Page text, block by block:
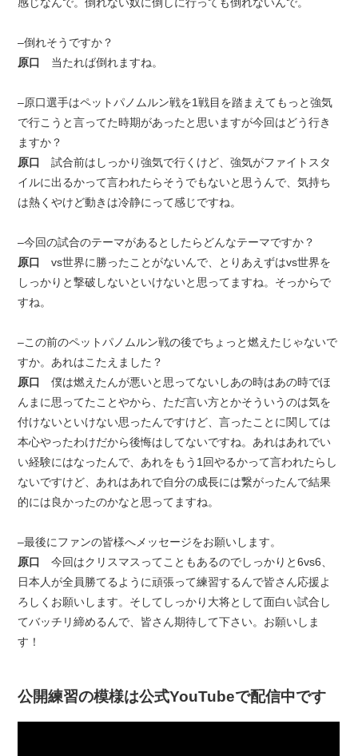
–倒れそうですか？
原口 当たれば倒れますね。
–原口選手はペットパノムルン戦を1戦目を踏まえてもっと強気
で行こうと言ってた時期があったと思いますが今回はどう行き
ますか？
原口試合前はしっかり強気で行くけど、強気がファイトスタ
イルに出るかって言われたらそうでもないと思うんで、気持ち
は熱くやけど動きは冷静にって感じですね。
–今回の試合のテーマがあるとしたらどんなテーマですか？
原口vs世界に勝ったことがないんで、とりあえずはvs世界を
しっかりと撃破しないといけないと思ってますね。そっからで
すね。
–この前のペットパノムルン戦の後でちょっと燃えたじゃないで
すか。あれはこたえました？
原口僕は燃えたんが悪いと思ってないしあの時はあの時でほ
んまに思ってたことやから、ただ言い方とかそういうのは気を
付けないといけない思ったんですけど、言ったことに関しては
本心やったわけだから後悔はしてないですね。あれはあれでい
い経験にはなったんで、あれをもう1回やるかって言われたらし
ないですけど、あれはあれで自分の成長には繋がったんで結果
的には良かったのかなと思ってますね。
–最後にファンの皆様へメッセージをお願いします。
原口今回はクリスマスってこともあるのでしっかりと6vs6、
日本人が全員勝てるように頑張って練習するんで皆さん応援よ
ろしくお願いします。そしてしっかり大将として面白い試合し
てバッチリ締めるんで、皆さん期待して下さい。お願いしま
す！
公開練習の模様は公式YouTubeで配信中です